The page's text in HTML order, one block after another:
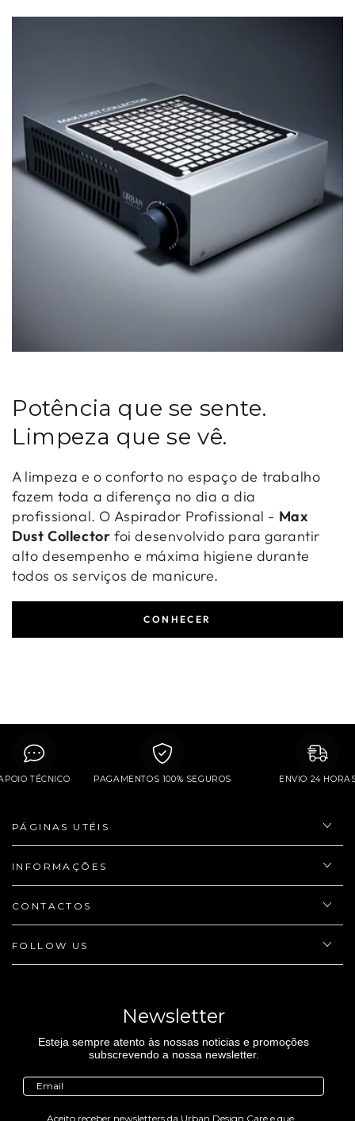
Potência que se sente.
Limpeza que se vê.
A limpeza e o conforto no espaço de trabalho
fazem toda a diferença no dia a dia
profissional. O Aspirador Profissional - Max
Dust Collector foi desenvolvido para garantir
alto desempenho e máxima higiene durante
todos os serviços de manicure.
CONHECER
APOIO TÉCNICO PAGAMENTOS 100% SEGUROS ENVIO 24
PÁGINAS UTÉIS
INFORMAÇÕES
CONTACTOS
FOLLOW US
Newsletter
Esteja sempre atento às nossas noticias e promoções
subscrevendo a nossa newsletter.
Aceito receber newsletters da Urban Design Care e que